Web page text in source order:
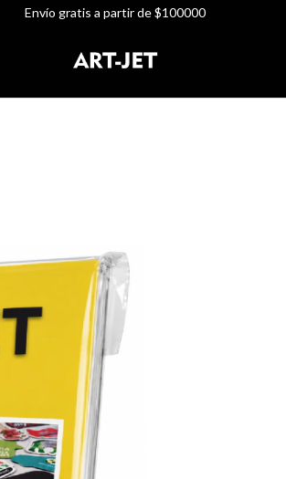
Envío gratis a partir de $100000